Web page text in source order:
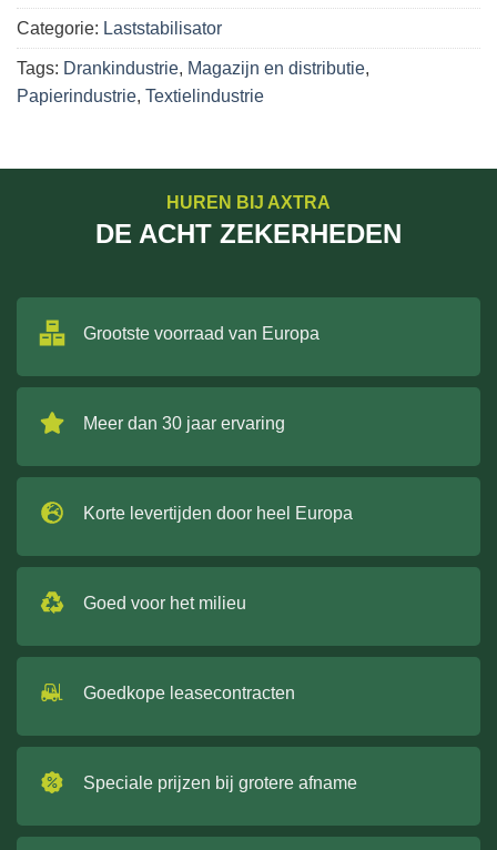
Categorie: Laststabilisator
Tags: Drankindustrie, Magazijn en distributie,
Papierindustrie, Textielindustrie
HUREN BIJ AXTRA
DE ACHT ZEKERHEDEN
Grootste voorraad van Europa
Meer dan 30 jaar ervaring
Korte levertijden door heel Europa
Goed voor het milieu
Goedkope leasecontracten
Speciale prijzen bij grotere afname